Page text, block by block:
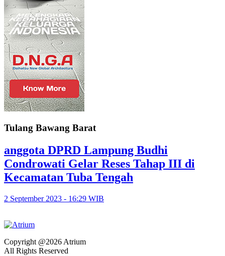
Tulang Bawang Barat
anggota DPRD Lampung Budhi
Condrowati Gelar Reses Tahap III di
Kecamatan Tuba Tengah
2 September 2023 - 16:29 WIB
Copyright @2026 Atrium
All Rights Reserved